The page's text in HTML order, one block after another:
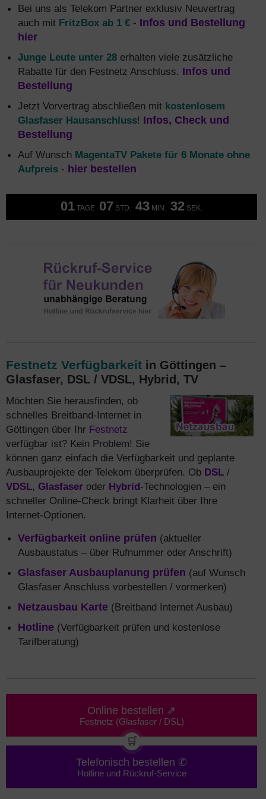
Bei uns als Telekom Partner exklusiv Neuvertrag
auch mit FritzBox ab 1 € - Infos und Bestellung
hier
Junge Leute unter 28 erhalten viele zusätzliche
Rabatte für den Festnetz Anschluss. Infos und
Bestellung
Jetzt Vorvertrag abschließen mit kostenlosem
Glasfaser Hausanschluss! Infos, Check und
Bestellung
Auf Wunsch MagentaTV Pakete für 6 Monate ohne
Aufpreis - hier bestellen
01 TAGE 07 STD. 43 MIN. 31 SEK.
Festnetz Verfügbarkeit in Göttingen –
Glasfaser, DSL / VDSL, Hybrid, TV
Möchten Sie herausfinden, ob
schnelles Breitband-Internet in
Göttingen über Ihr Festnetz
verfügbar ist? Kein Problem! Sie
können ganz einfach die Verfügbarkeit und geplante
Ausbauprojekte der Telekom überprüfen. Ob DSL /
VDSL, Glasfaser oder Hybrid-Technologien – ein
schneller Online-Check bringt Klarheit über Ihre
Internet-Optionen.
Verfügbarkeit online prüfen (aktueller
Ausbaustatus – über Rufnummer oder Anschrift)
Glasfaser Ausbauplanung prüfen (auf Wunsch
Glasfaser Anschluss vorbestellen / vormerken)
Netzausbau Karte (Breitband Internet Ausbau)
Hotline (Verfügbarkeit prüfen und kostenlose
Tarifberatung)
Online bestellen ⇗
Festnetz (Glasfaser / DSL)
🛒
Telefonisch bestellen ✆
Hotline und Rückruf-Service